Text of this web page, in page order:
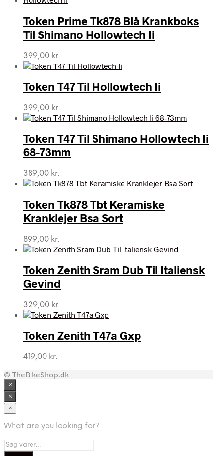
Token Prime Tk878 Blå Krankboks
Til Shimano Hollowtech Ii
399,00 kr.
Token T47 Til Hollowtech Ii
399,00 kr.
Token T47 Til Shimano Hollowtech Ii
68-73mm
389,00 kr.
Token Tk878 Tbt Keramiske
Kranklejer Bsa Sort
899,00 kr.
Token Zenith Sram Dub Til Italiensk
Gevind
329,00 kr.
Token Zenith T47a Gxp
419,00 kr.
© TheBikeShop.dk
×
×
×
What are you looking for?